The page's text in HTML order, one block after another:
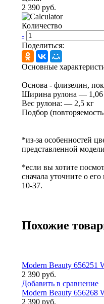
2 390 руб.
Количество
-
Поделиться:
Основные
Основа - флизелин,
Ширина рулона —
Вес рулона: — 2,5 кг
Подбор
*из-за особенностей
представленной
*если вы хотите
сначала уточните о
10-37.
Похожие
Modern Beauty 656251
2 390 руб.
Добавить в сравнение
Modern Beauty 656268
2 390 руб.